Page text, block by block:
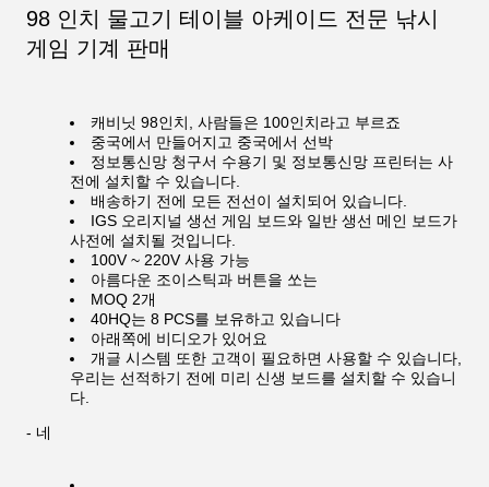
98 인치 물고기 테이블 아케이드 전문 낚시
게임 기계 판매
캐비닛 98인치, 사람들은 100인치라고 부르죠
중국에서 만들어지고 중국에서 선박
정보통신망 청구서 수용기 및 정보통신망 프린터는 사
전에 설치할 수 있습니다.
배송하기 전에 모든 전선이 설치되어 있습니다.
IGS 오리지널 생선 게임 보드와 일반 생선 메인 보드가
사전에 설치될 것입니다.
100V ~ 220V 사용 가능
아름다운 조이스틱과 버튼을 쏘는
MOQ 2개
40HQ는 8 PCS를 보유하고 있습니다
아래쪽에 비디오가 있어요
개글 시스템 또한 고객이 필요하면 사용할 수 있습니다,
우리는 선적하기 전에 미리 신생 보드를 설치할 수 있습니
다.
- 네